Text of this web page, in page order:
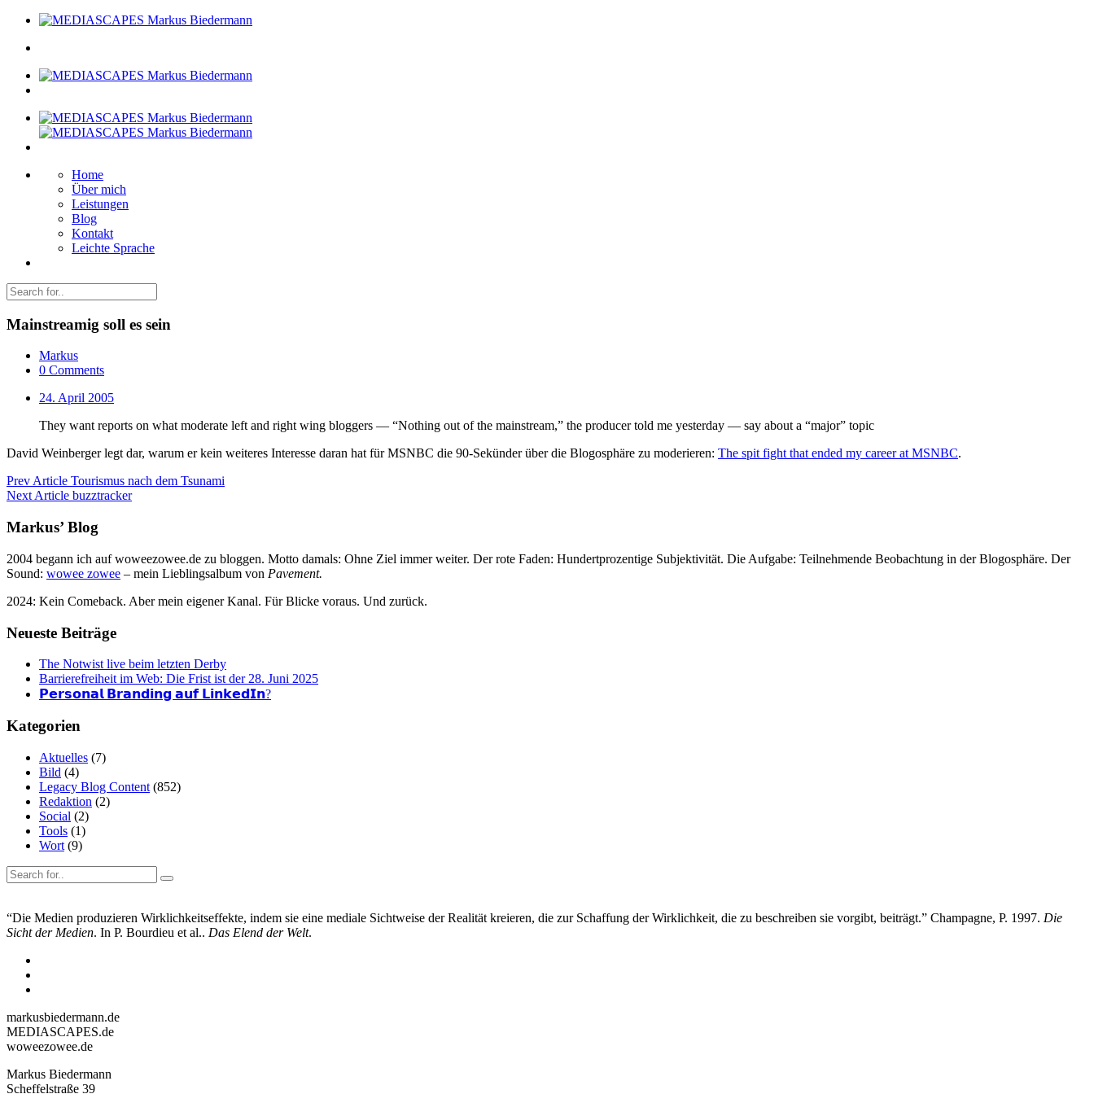
Home
Über mich
Leistungen
Blog
Kontakt
Leichte Sprache
Mainstreamig soll es sein
Markus
0 Comments
24. April 2005
They want reports on what moderate left and right wing bloggers — “Nothing out of the mainstream,” the producer told me yesterday — say about a “major” topic
David Weinberger legt dar, warum er kein weiteres Interesse daran hat für MSNBC die 90-Sekünder über die Blogosphäre zu moderieren: The spit fight that ended my career at MSNBC.
Prev Article Tourismus nach dem Tsunami
Next Article buzztracker
Markus’ Blog
2004 begann ich auf woweezowee.de zu bloggen. Motto damals: Ohne Ziel immer weiter. Der rote Faden: Hundertprozentige Subjektivität. Die Aufgabe: Teilnehmende Beobachtung in der Blogosphäre. Der
Sound: wowee zowee – mein Lieblingsalbum von Pavement.
2024: Kein Comeback. Aber mein eigener Kanal. Für Blicke voraus. Und zurück.
Neueste Beiträge
The Notwist live beim letzten Derby
Barrierefreiheit im Web: Die Frist ist der 28. Juni 2025
𝗣𝗲𝗿𝘀𝗼𝗻𝗮𝗹 𝗕𝗿𝗮𝗻𝗱𝗶𝗻𝗴 𝗮𝘂𝗳 𝗟𝗶𝗻𝗸𝗲𝗱𝗜𝗻?
Kategorien
Aktuelles (7)
Bild (4)
Legacy Blog Content (852)
Redaktion (2)
Social (2)
Tools (1)
Wort (9)
“Die Medien produzieren Wirklichkeitseffekte, indem sie eine mediale Sichtweise der Realität kreieren, die zur Schaffung der Wirklichkeit, die zu beschreiben sie vorgibt, beiträgt.” Champagne, P. 1997. Die
Sicht der Medien. In P. Bourdieu et al.. Das Elend der Welt.
markusbiedermann.de
MEDIASCAPES.de
woweezowee.de
Markus Biedermann
Scheffelstraße 39